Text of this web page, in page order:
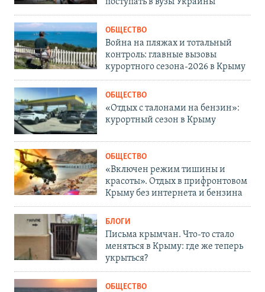
ОБЩЕСТВО
Война на пляжах и тотальный
контроль: главные вызовы
курортного сезона-2026 в Крыму
ОБЩЕСТВО
«Отдых с талонами на бензин»:
курортный сезон в Крыму
ОБЩЕСТВО
«Включен режим тишины и
красоты». Отдых в прифронтовом
Крыму без интернета и бензина
БЛОГИ
Письма крымчан. Что-то стало
меняться в Крыму: где же теперь
укрыться?
ОБЩЕСТВО